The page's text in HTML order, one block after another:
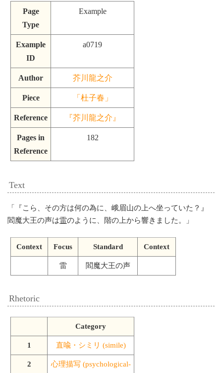
Page
Type
Example
Example
ID
a0719
Author 芥川龍之介
Piece 「杜子春」
Reference 『芥川龍之介』
Pages in
Reference
182
Text
「
『こら、その方は何の為に、峨眉山の上へ坐っていた？』
閻魔大王の声は雷のように、階の上から響きました。 」
Context Focus Standard Context
雷 閻魔大王の声
Rhetoric
Category
1 直喩・シミリ (simile)
2
心理描写 (psychological-